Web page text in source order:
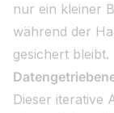
nur ein kleiner
während der
gesichert bleibt.
Dieser iterative